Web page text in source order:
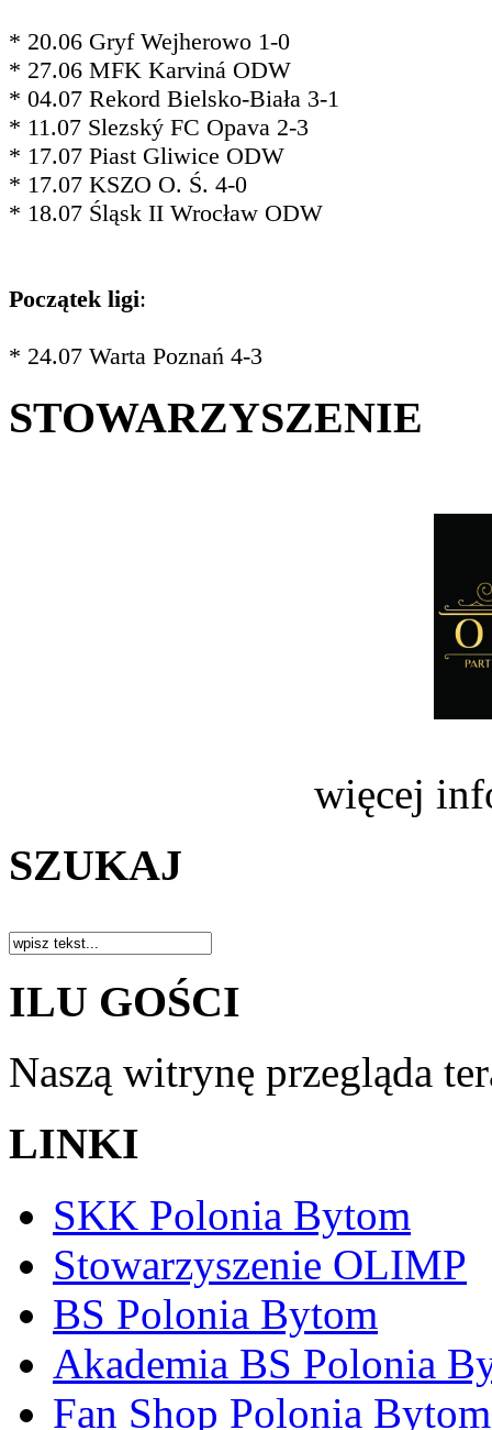
* 20.06 Gryf Wejherowo 1-0
* 27.06 MFK Karviná ODW
* 04.07 Rekord Bielsko-Biała 3-1
* 11.07 Slezský FC Opava 2-3
* 17.07 Piast Gliwice ODW
* 17.07 KSZO O. Ś. 4-0
* 18.07 Śląsk II Wrocław ODW
Początek ligi:
* 24.07 Warta Poznań 4-3
STOWARZYSZENIE
więcej
SZUKAJ
ILU GOŚCI
Naszą witrynę przegląda
LINKI
SKK Polonia Bytom
Stowarzyszenie OLIMP
BS Polonia Bytom
Akademia BS Polonia
Fan Shop Polonia Bytom